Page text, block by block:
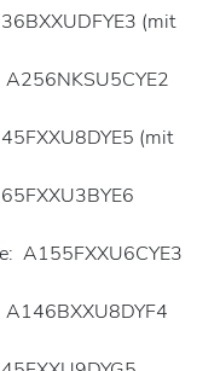
(mit
A256NKSU5CYE2
(mit
A155FXXU6CYE3
A146BXXU8DYF4